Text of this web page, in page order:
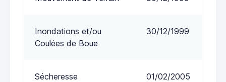
Inondations et/ou
Coulées de Boue
30/12/1999
Sécheresse 01/02/2005